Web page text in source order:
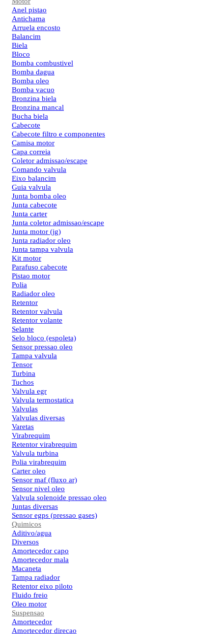
Anel pistao
Antichama
Arruela encosto
Balancim
Biela
Bloco
Bomba combustivel
Bomba dagua
Bomba oleo
Bomba vacuo
Bronzina biela
Bronzina mancal
Bucha biela
Cabecote
Cabecote filtro e componentes
Camisa motor
Capa correia
Coletor admissao/escape
Comando valvula
Eixo balancim
Guia valvula
Junta bomba oleo
Junta cabecote
Junta carter
Junta coletor admissao/escape
Junta motor (jg)
Junta radiador oleo
Junta tampa valvula
Kit motor
Parafuso cabecote
Pistao motor
Polia
Radiador oleo
Retentor
Retentor valvula
Retentor volante
Selante
Selo bloco (espoleta)
Sensor pressao oleo
Tampa valvula
Tensor
Turbina
Tuchos
Valvula egr
Valvula termostatica
Valvulas
Valvulas diversas
Varetas
Virabrequim
Retentor virabrequim
Valvula turbina
Polia virabrequim
Carter oleo
Sensor maf (fluxo ar)
Sensor nivel oleo
Valvula solenoide pressao oleo
Juntas diversas
Sensor egps (pressao gases)
Quimicos
Aditivo/agua
Diversos
Amortecedor capo
Amortecedor mala
Macaneta
Tampa radiador
Retentor eixo piloto
Fluido freio
Oleo motor
Suspensao
Amortecedor
Amortecedor direcao